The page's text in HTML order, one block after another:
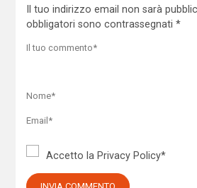
Il tuo indirizzo email non sarà
obbligatori sono contrassegnati *
Accetto la Privacy Policy*